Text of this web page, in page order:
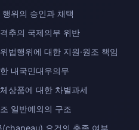
위의 승인과 채택
추의 국제의무 위반
법행위에 대한 지원·원조 책임
내국민대우의무
상품에 대한 차별과세
일반예외의 구조
요건의 충족 여부